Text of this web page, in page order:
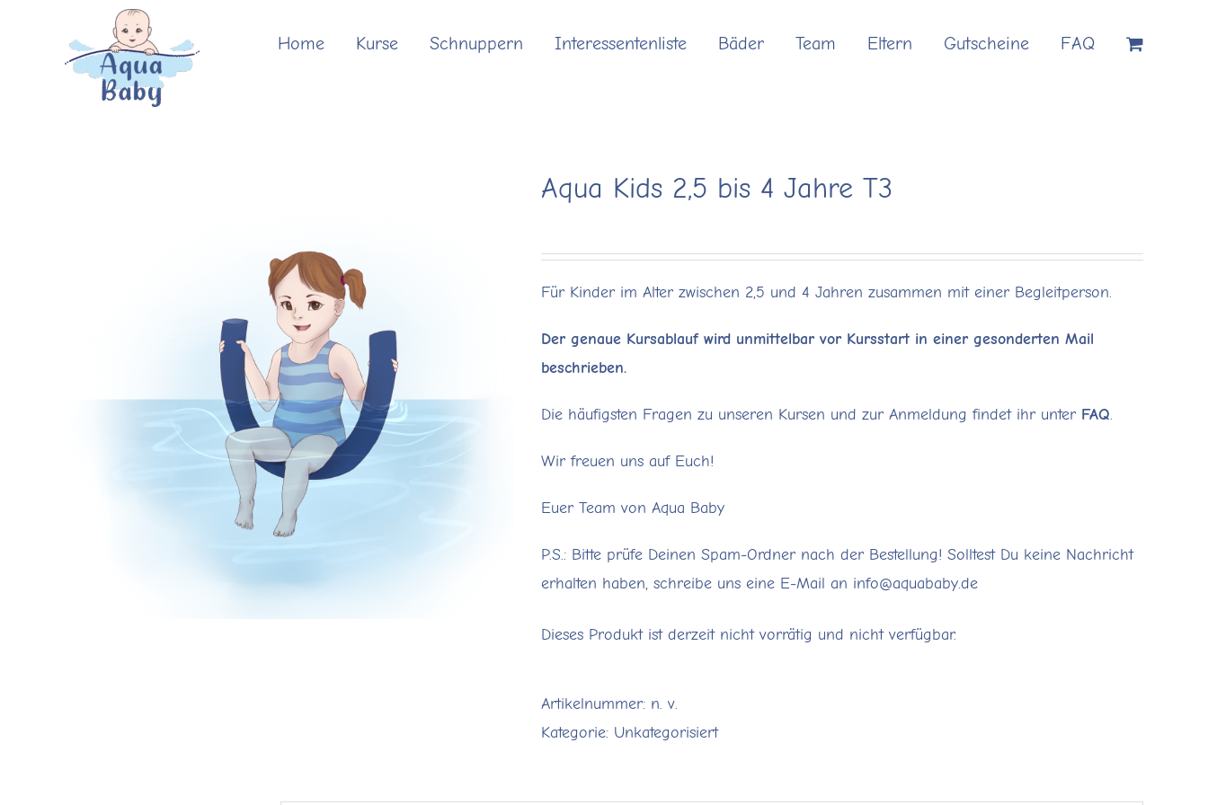
Home Kurse Schnuppern Interessentenliste Bäder Team Eltern Gutscheine FAQ
Aqua Kids 2,5 bis 4 Jahre T3
Für Kinder im Alter zwischen 2,5 und 4 Jahren zusammen mit einer Begleitperson.
Der genaue Kursablauf wird unmittelbar vor Kursstart in einer gesonderten Mail
beschrieben.
Die häufigsten Fragen zu unseren Kursen und zur Anmeldung findet ihr unter FAQ.
Wir freuen uns auf Euch!
Euer Team von Aqua Baby
P.S.: Bitte prüfe Deinen Spam-Ordner nach der Bestellung! Solltest Du keine Nachricht
erhalten haben, schreibe uns eine E-Mail an info@aquababy.de
Dieses Produkt ist derzeit nicht vorrätig und nicht verfügbar.
Artikelnummer: n. v.
Kategorie: Unkategorisiert